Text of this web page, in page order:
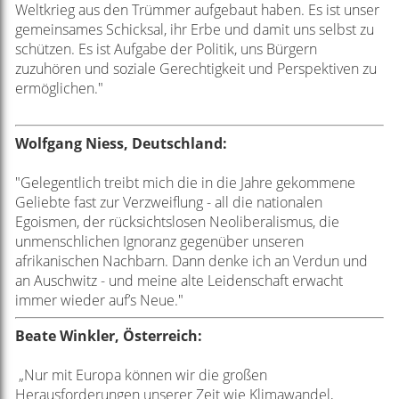
Weltkrieg aus den Trümmer aufgebaut haben. Es ist unser
gemeinsames Schicksal, ihr Erbe und damit uns selbst zu
schützen. Es ist Aufgabe der Politik, uns Bürgern
zuzuhören und soziale Gerechtigkeit und Perspektiven zu
ermöglichen."
Wolfgang Niess, Deutschland:
"Gelegentlich treibt mich die in die Jahre gekommene
Geliebte fast zur Verzweiflung - all die nationalen
Egoismen, der rücksichtslosen Neoliberalismus, die
unmenschlichen Ignoranz gegenüber unseren
afrikanischen Nachbarn. Dann denke ich an Verdun und
an Auschwitz - und meine alte Leidenschaft erwacht
immer wieder auf’s Neue."
Beate Winkler, Österreich:
„Nur mit Europa können wir die großen
Herausforderungen unserer Zeit wie Klimawandel,